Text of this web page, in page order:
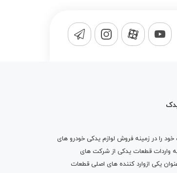
خود را در زمینه فروش لوازم یدکی خودرو های
سام پارت اقدام به واردات قطعات یدکی از شرکت های
یکی ازوارد کننده های اصلی قطعات